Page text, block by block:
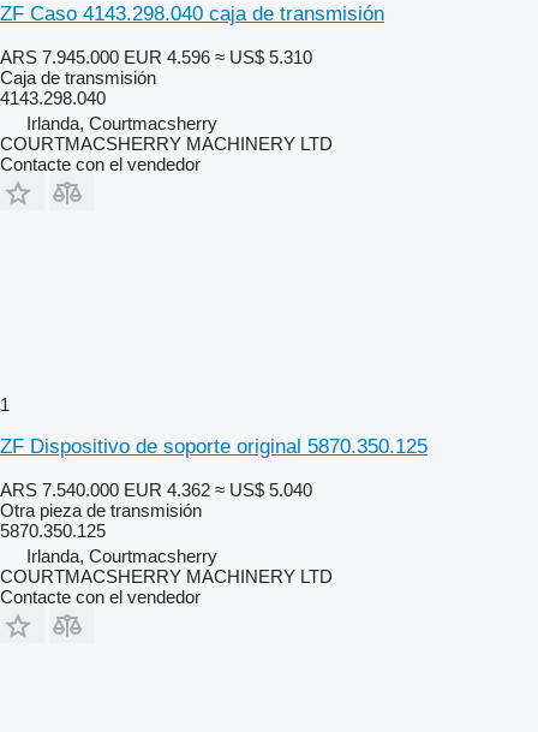
ZF Caso 4143.298.040 caja de transmisión
ARS 7.945.000 EUR 4.596 ≈ US$ 5.310
Caja de transmisión
4143.298.040
Irlanda, Courtmacsherry
COURTMACSHERRY MACHINERY LTD
Contacte con el vendedor
1
ZF Dispositivo de soporte original 5870.350.125
ARS 7.540.000 EUR 4.362 ≈ US$ 5.040
Otra pieza de transmisión
5870.350.125
Irlanda, Courtmacsherry
COURTMACSHERRY MACHINERY LTD
Contacte con el vendedor